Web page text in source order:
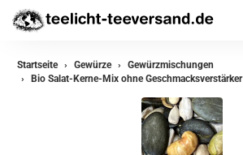
zurück
Startseite Gewürze
Gewürzmischungen
Bio Salat-Kerne-Mix ohne Geschmacksverstärker